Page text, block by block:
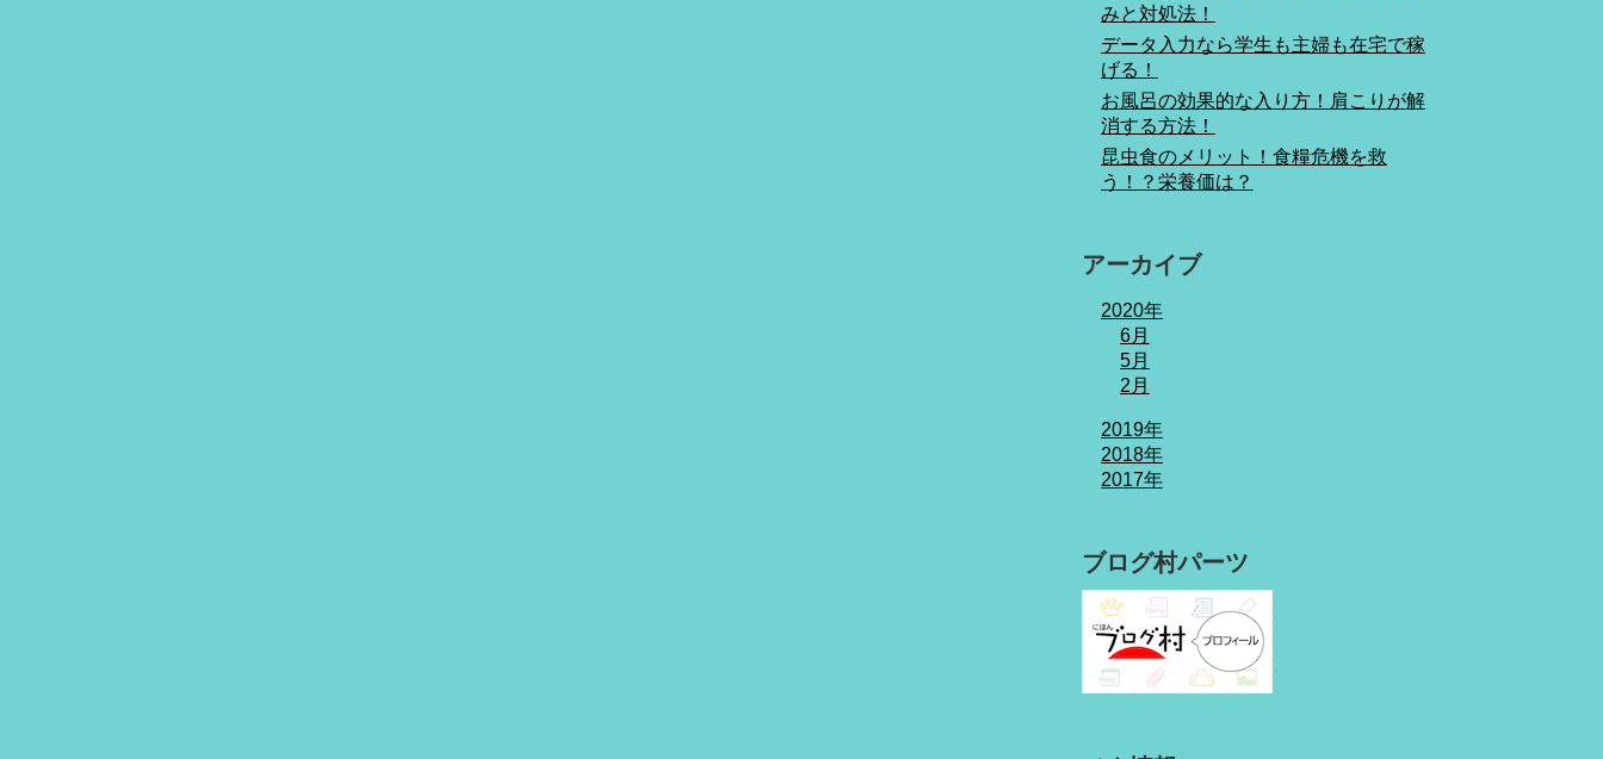
みと対処法！
データ入力なら学生も主婦も在宅で稼
げる！
お風呂の効果的な入り方！肩こりが解
消する方法！
昆虫食のメリット！食糧危機を救
う！？栄養価は？
アーカイブ
2020年
6月
5月
2月
2019年
2018年
2017年
ブログ村パーツ